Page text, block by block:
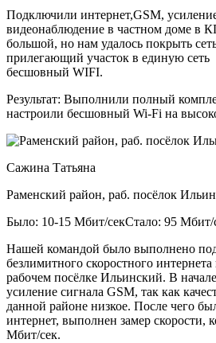
Подключили интернет,GSM,
видеонаблюдение в частном доме в
большой, но нам удалось покрыть
прилегающий участок в единую сеть
бесшовный WIFI.
Результат: Выполнили полный
настроили бесшовный Wi-Fi на
Сажина Татьяна
Раменский район, раб. посёлок
Было: 10-15 Мбит/секСтало: 95 Мбит/
Нашей командой было выполнено
безлимитного скоростного
рабочем посёлке Ильинский. В
усиление сигнала GSM, так как
данной районе низкое. После чего
интернет, выполнен замер скорости,
Мбит/сек.